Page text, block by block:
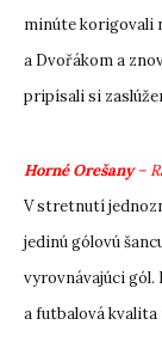
minúte korigovali
a Dvořákom a
pripísali si
Horné Orešany–
V stretnutí
jedinú gólovú
vyrovnávajúci gól.
a futbalová kvalita